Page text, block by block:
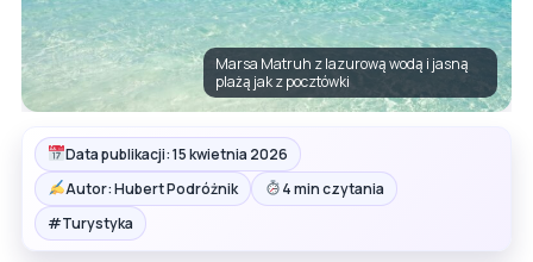
Marsa Matruh z lazurową wodą i jasną
plażą jak z pocztówki
Data publikacji: 15 kwietnia 2026
Autor: Hubert Podróżnik
4 min czytania
#Turystyka